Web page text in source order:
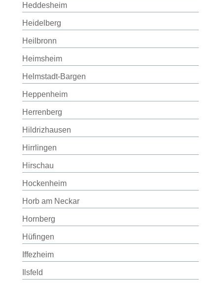
Heddesheim
Heidelberg
Heilbronn
Heimsheim
Helmstadt-Bargen
Heppenheim
Herrenberg
Hildrizhausen
Hirrlingen
Hirschau
Hockenheim
Horb am Neckar
Hornberg
Hüfingen
Iffezheim
Ilsfeld